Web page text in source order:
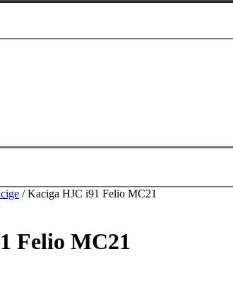
/ Kaciga HJC i91 Felio MC21
Felio MC21